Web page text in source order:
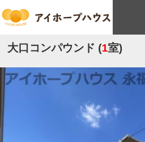
大口コンパウンド (1室)